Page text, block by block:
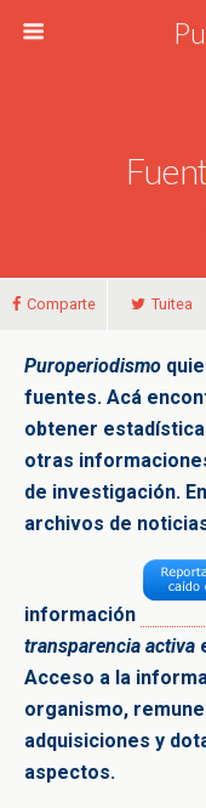
Comparte Tuitea
Puroperiodismo
fuentes. Acá
obtener
otras
de investigación.
archivos de
información
transparencia activa
Acceso a la
organismo,
adquisiciones y
aspectos.